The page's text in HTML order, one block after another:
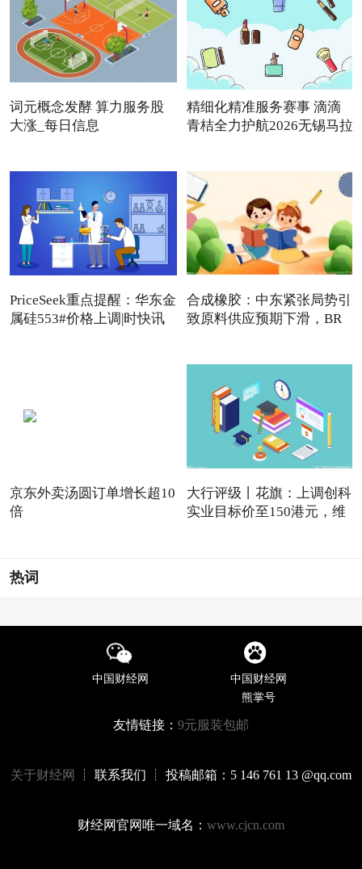
词元概念发酵 算力服务股
大涨_每日信息
精细化精准服务赛事 滴滴
青桔全力护航2026无锡马拉
PriceSeek重点提醒：华东金
属硅553#价格上调|时快讯
合成橡胶：中东紧张局势引
致原料供应预期下滑，BR
京东外卖汤圆订单增长超10
倍
大行评级丨花旗：上调创科
实业目标价至150港元，维
热词
中国财经网
中国财经网
熊掌号
友情链接： 9元服装包邮
关于财经网 ┊ 联系我们 ┊ 投稿邮箱：5 146 761 13 @qq.com
财经网官网唯一域名： www.cjcn.com